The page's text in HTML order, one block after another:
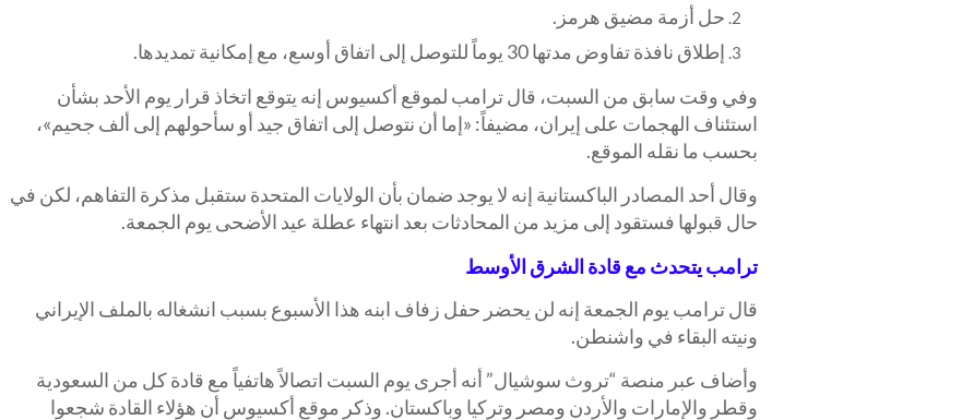
حل أزمة مضيق هرمز.
إطلاق نافذة تفاوض مدتها 30 يوماً للتوصل إلى اتفاق أوسع، مع إمكانية تمديدها.
وفي وقت سابق من السبت، قال ترامب لموقع أكسيوس إنه يتوقع اتخاذ قرار يوم الأحد بشأن
استئناف الهجمات على إيران، مضيفاً: «إما أن نتوصل إلى اتفاق جيد أو سأحولهم إلى ألف جحيم»،
بحسب ما نقله الموقع.
وقال أحد المصادر الباكستانية إنه لا يوجد ضمان بأن الولايات المتحدة ستقبل مذكرة التفاهم، لكن في
حال قبولها فستقود إلى مزيد من المحادثات بعد انتهاء عطلة عيد الأضحى يوم الجمعة.
ترامب يتحدث مع قادة الشرق الأوسط
قال ترامب يوم الجمعة إنه لن يحضر حفل زفاف ابنه هذا الأسبوع بسبب انشغاله بالملف الإيراني
ونيته البقاء في واشنطن.
وأضاف عبر منصة “تروث سوشيال” أنه أجرى يوم السبت اتصالاً هاتفياً مع قادة كل من السعودية
وقطر والإمارات والأردن ومصر وتركيا وباكستان. وذكر موقع أكسيوس أن هؤلاء القادة شجعوا